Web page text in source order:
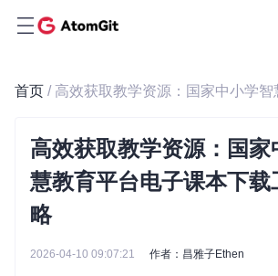
首页
高效获取教学资源：国家
慧教育平台电子课本下载
略
2026-04-10 09:07:21 作者：昌雅子Ethen